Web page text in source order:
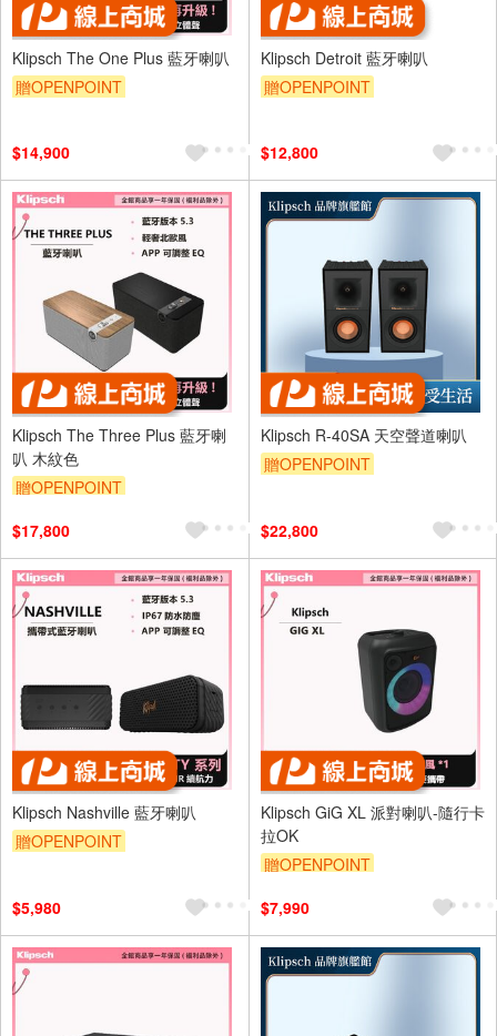
Klipsch The One Plus 藍牙喇叭
贈OPENPOINT
$14,900
Klipsch Detroit 藍牙喇叭
贈OPENPOINT
$12,800
Klipsch The Three Plus 藍牙喇
叭 木紋色
贈OPENPOINT
$17,800
Klipsch R-40SA 天空聲道喇叭
贈OPENPOINT
$22,800
Klipsch Nashville 藍牙喇叭
贈OPENPOINT
$5,980
Klipsch GiG XL 派對喇叭-隨行卡
拉OK
贈OPENPOINT
$7,990